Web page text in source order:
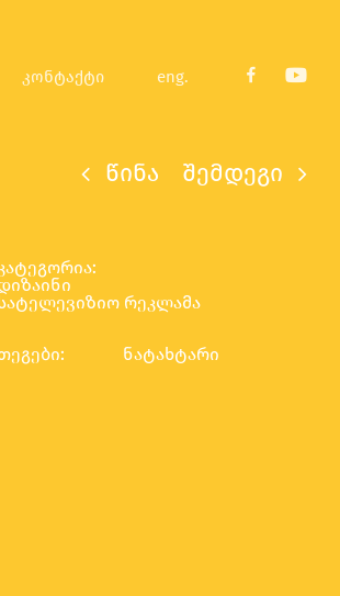
კონტაქტი eng.
fb
წინა შემდეგი
რეკლამა
ნატახტარი